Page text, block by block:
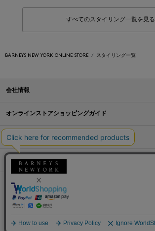
すべてのスタイリング一覧を見る
BARNEYS NEW YORK ONLINE STORE スタイリング一覧
会社情報
オンラインストアショッピングガイド
店舗情報
サービス